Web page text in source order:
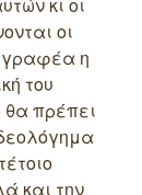
κι οι
οι
η
του
θα πρέπει
και την